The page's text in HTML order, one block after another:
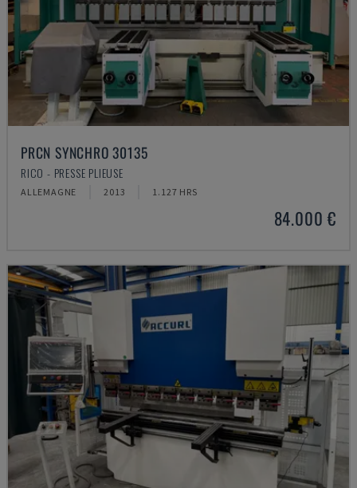
PRCN SYNCHRO 30135
RICO - PRESSE PLIEUSE
ALLEMAGNE 2013 1.127 HRS
84.000 €